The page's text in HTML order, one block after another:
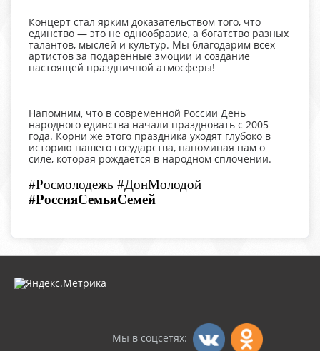
Концерт стал ярким доказательством того, что
единство — это не однообразие, а богатство разных
талантов, мыслей и культур. Мы благодарим всех
артистов за подаренные эмоции и создание
настоящей праздничной атмосферы!
Напомним, что в современной России День
народного единства начали праздновать с 2005
года. Корни же этого праздника уходят глубоко в
историю нашего государства, напоминая нам о
силе, которая рождается в народном сплочении.
#Росмолодежь #ДонМолодой
#РоссияСемьяСемей
Мы в соцсетях: